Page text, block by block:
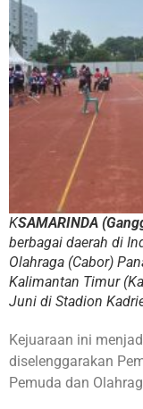
KSAMARINDA
berbagai daerah di
Olahraga (Cabor)
Kalimantan Timur
Juni di Stadion
Kejuaraan ini
diselenggarakan
Pemuda dan